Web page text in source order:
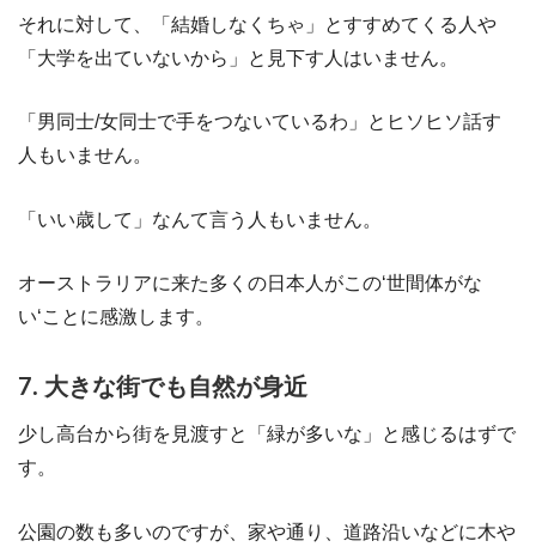
それに対して、「結婚しなくちゃ」とすすめてくる人や
「大学を出ていないから」と見下す人はいません。
「男同士/女同士で手をつないているわ」とヒソヒソ話す
人もいません。
「いい歳して」なんて言う人もいません。
オーストラリアに来た多くの日本人がこの‘世間体がな
い‘ことに感激します。
7. 大きな街でも自然が身近
少し高台から街を見渡すと「緑が多いな」と感じるはずで
す。
公園の数も多いのですが、家や通り、道路沿いなどに木や